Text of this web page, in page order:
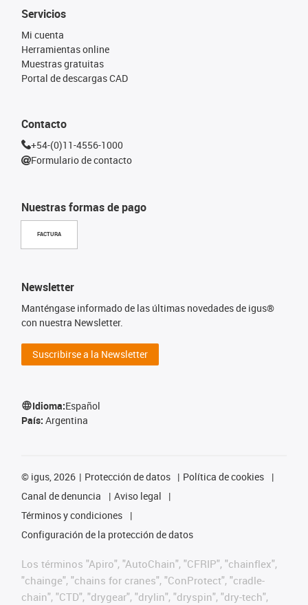
Nuestras formas de pago
FACTURA
Servicios
Mi cuenta
Herramientas online
Muestras gratuitas
Portal de descargas CAD
Contacto
+54-(0)11-4556-1000
Formulario de contacto
Newsletter
Manténgase informado de las últimas novedades de igus®
con nuestra Newsletter.
Suscribirse a la Newsletter
Idioma:Español
País: Argentina
© igus, 2026 Protección de datos
Política de cookies
Canal de denuncia
Aviso legal
Términos y condiciones
Configuración de la protección de datos
Los términos "Apiro", "AutoChain", "CFRIP", "chainflex",
"chainge", "chains for cranes", "ConProtect", "cradle-
chain", "CTD", "drygear", "drylin", "dryspin", "dry-tech",